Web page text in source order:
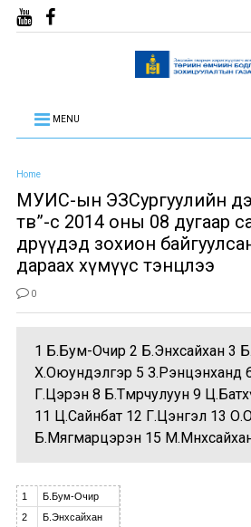
MENU
Home
МУИС-ын ЭЗСургуулийн
төв”-өөс 2014 оны 08
өдрүүдэд зохион
дараах хүмүүс тэнцлээ
0
1 Б.Бум-Очир 2 Б.Энхсайхан 3
Х.Оюундэлгэр 5 З.Рэнцэнханд
Г.Цэрэн 8 Б.Төмөрчулуун 9
11 Ц.Сайнбат 12 Г.Цэнгэл 13
Б.Мягмарцэрэн 15
1
Б.Бум-Очир
2
Б.Энхсайхан